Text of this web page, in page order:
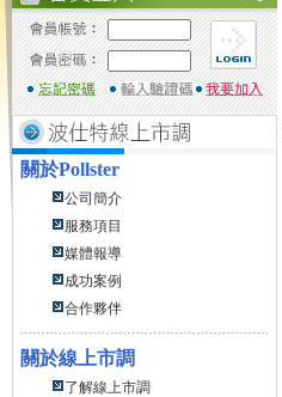
關於Pollster
公司簡介
服務項目
媒體報導
成功案例
合作夥伴
關於線上市調
了解線上市調